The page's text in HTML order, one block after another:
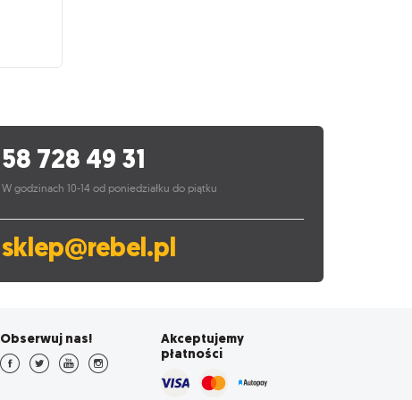
58 728 49 31
W godzinach 10-14 od poniedziałku do piątku
sklep@rebel.pl
Obserwuj nas!
Akceptujemy
płatności